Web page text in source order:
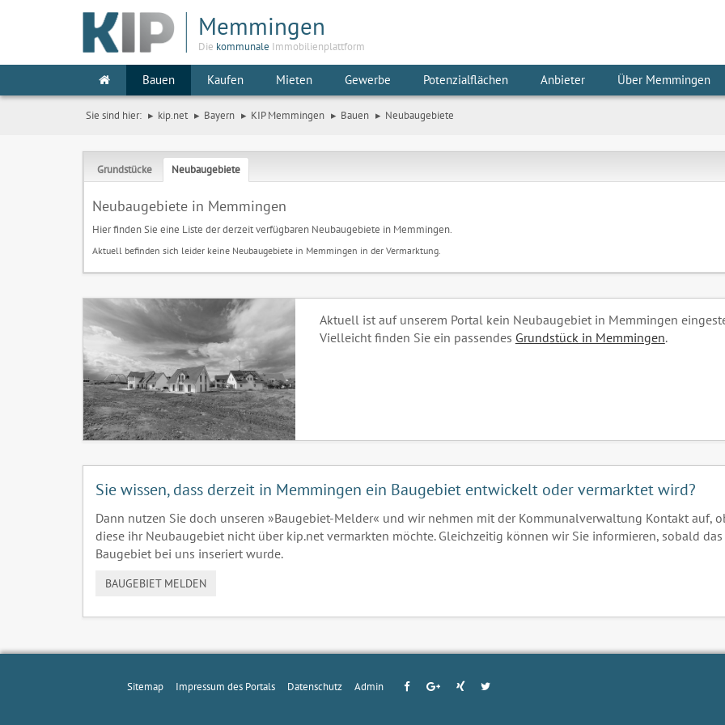
Memmingen
Die kommunale Immobilienplattform
Bauen Kaufen Mieten Gewerbe Potenzialflächen Anbieter Über Memmingen
Sie sind hier: kip.net Bayern KIP Memmingen Bauen Neubaugebiete
Grundstücke Neubaugebiete
Neubaugebiete in Memmingen
Hier finden Sie eine Liste der derzeit verfügbaren Neubaugebiete in Memmingen.
Aktuell befinden sich leider keine Neubaugebiete in Memmingen in der Vermarktung.
Aktuell ist auf unserem Portal kein Neubaugebiet in Memmingen
Vielleicht finden Sie ein passendes Grundstück in Memmingen.
Sie wissen, dass derzeit in Memmingen ein Baugebiet entwickelt oder vermarktet wird?
Dann nutzen Sie doch unseren »Baugebiet-Melder« und wir nehmen mit der Kommunalverwaltung Kontakt auf,
diese ihr Neubaugebiet nicht über kip.net vermarkten möchte. Gleichzeitig können wir Sie informieren, sobald das
Baugebiet bei uns inseriert wurde.
BAUGEBIET MELDEN
Sitemap Impressum des Portals Datenschutz Admin